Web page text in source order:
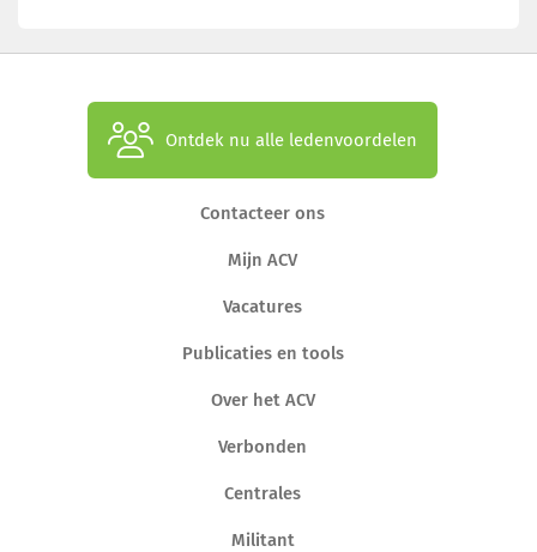
Ontdek nu alle ledenvoordelen
Contacteer ons
Mijn ACV
Vacatures
Publicaties en tools
Over het ACV
Verbonden
Centrales
Militant